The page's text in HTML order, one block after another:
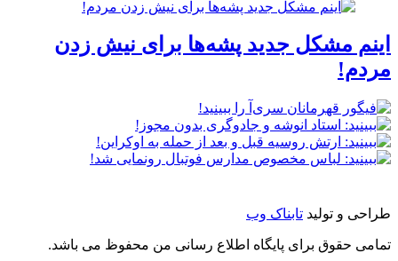
اینم مشکل جدید پشه‌ها برای نیش زدن
مردم!
طراحی و تولید تابناک وب
تمامی حقوق برای پایگاه اطلاع رسانی من محفوظ می باشد.